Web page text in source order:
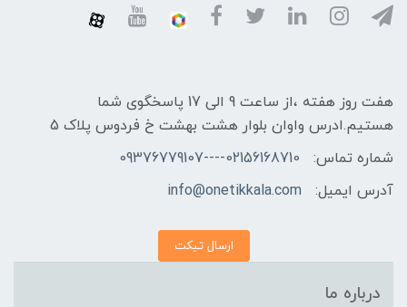
هفت روز هفته ،از ساعت 9 الی 17 پاسخگوی شما
هستیم.ادرس واوان بلوار هشت بهشت خ فردوس پلاک 5
شماره تماس:
02156168710----09376779107
آدرس ایمیل:
info@onetikkala.com
ارسال تیکت
درباره ما